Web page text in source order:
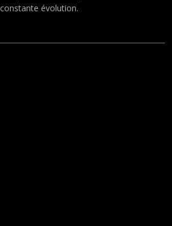
constante évolution.